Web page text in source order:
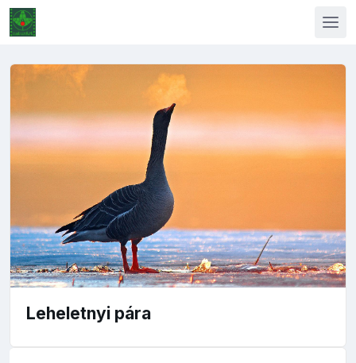
Leheletnyi pára